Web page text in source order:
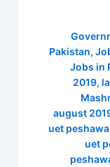
Pakistan,
Jobs in
2019,
august
uet
uet